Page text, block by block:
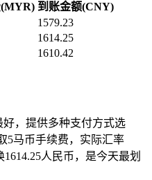
到账金额(CNY)
1579.23
1614.25
1610.42
好，提供多种支付方式选
5马币手续费，实际汇率
1614.25人民币，是今天最划